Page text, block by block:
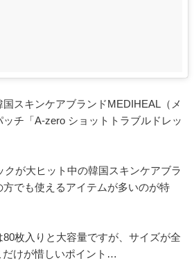
スキンケアブランドMEDIHEAL（メ
チ「A-zero ショットトラブルドレッ
クが大ヒット中の韓国スキンケアブラ
でも使えるアイテムが多いのが特
枚入りと大容量ですが、サイズが全
けが惜しいポイント…